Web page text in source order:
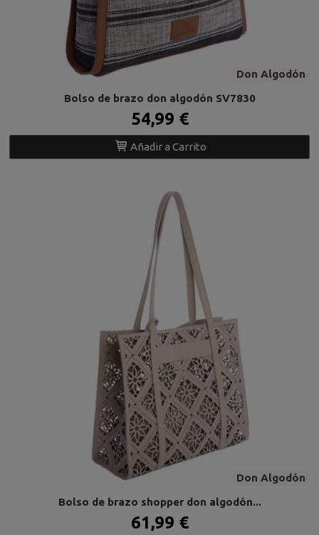
Don Algodón
Bolso de brazo don algodón SV7830
54,99 €
Añadir a Carrito
Don Algodón
Bolso de brazo shopper don algodón...
61,99 €